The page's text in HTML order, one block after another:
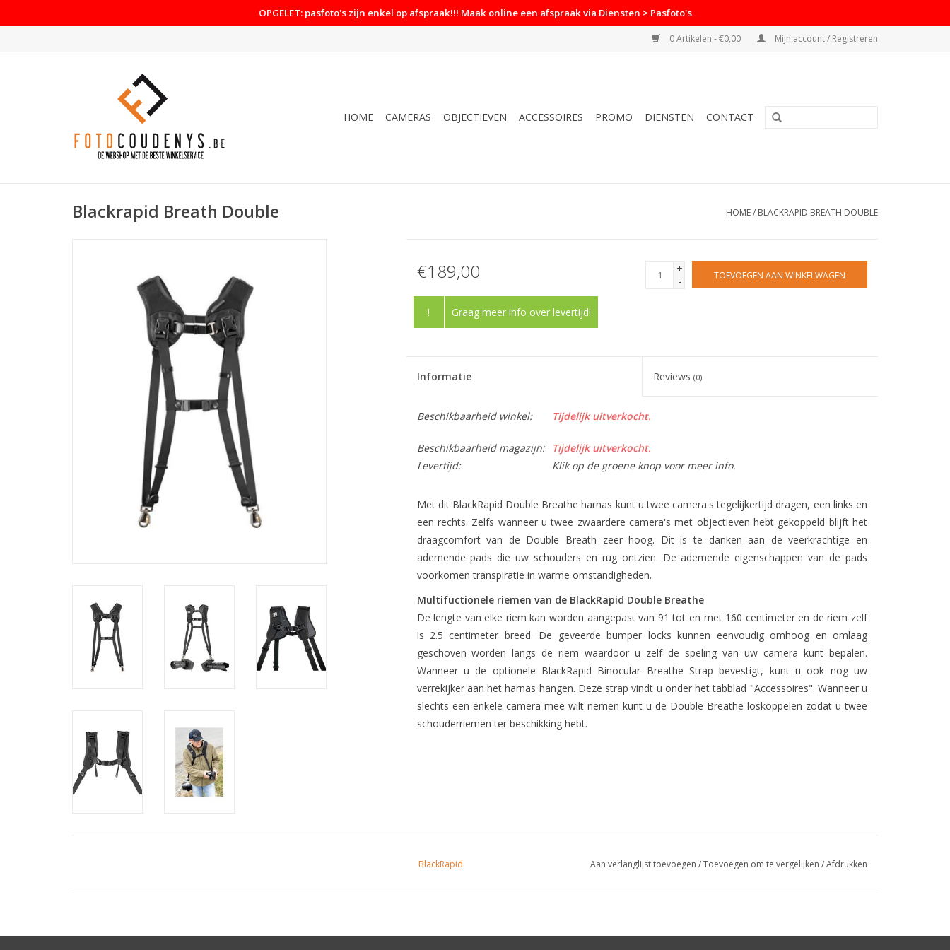
OPGELET: pasfoto's zijn enkel op afspraak!!! Maak online een afspraak via Diensten > Pasfoto's
0 Artikelen - €0,00 Mijn account / Registreren
HOME CAMERAS OBJECTIEVEN ACCESSOIRES PROMO DIENSTEN CONTACT
Blackrapid Breath Double HOME/ BLACKRAPID BREATH DOUBLE
€189,00
+
-
TOEVOEGEN AAN WINKELWAGEN
! Graag meer info over levertijd!
Informatie Reviews(0)
Beschikbaarheid winkel: Tijdelijk uitverkocht.
Beschikbaarheid magazijn:
Tijdelijk uitverkocht.
Levertijd:
Klik op de groene knop voor meer info.
Met dit BlackRapid Double Breathe harnas kunt u twee camera's tegelijkertijd dragen, een links en
een rechts. Zelfs wanneer u twee zwaardere camera's met objectieven hebt gekoppeld blijft het
draagcomfort van de Double Breath zeer hoog. Dit is te danken aan de veerkrachtige en
ademende pads die uw schouders en rug ontzien. De ademende eigenschappen van de pads
voorkomen transpiratie in warme omstandigheden.
Multifuctionele riemen van de BlackRapid Double Breathe
De lengte van elke riem kan worden aangepast van 91 tot en met 160 centimeter en de riem zelf
is 2.5 centimeter breed. De geveerde bumper locks kunnen eenvoudig omhoog en omlaag
geschoven worden langs de riem waardoor u zelf de speling van uw camera kunt bepalen.
Wanneer u de optionele BlackRapid Binocular Breathe Strap bevestigt, kunt u ook nog uw
verrekijker aan het harnas hangen. Deze strap vindt u onder het tabblad "Accessoires". Wanneer u
slechts een enkele camera mee wilt nemen kunt u de Double Breathe loskoppelen zodat u twee
schouderriemen ter beschikking hebt.
BlackRapid Aan verlanglijst toevoegen /Toevoegen om te vergelijken /Afdrukken